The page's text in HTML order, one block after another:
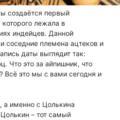
создаётся первый
лежала в
индейцев. Данной
соседние племена ацтеков и
даты выглядит так:
Что это за айпишник, что
Всё это мы с вами сегодня и
именно с Цолькина
– тот самый